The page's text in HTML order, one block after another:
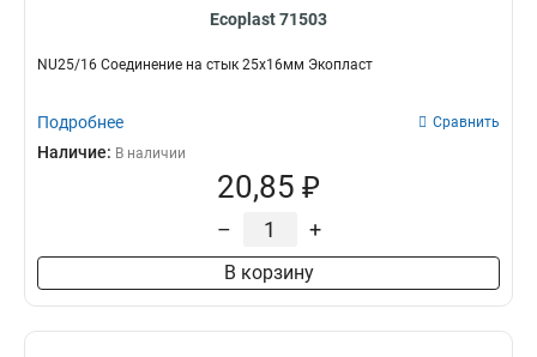
Ecoplast 71503
NU25/16 Соединение на стык 25х16мм Экопласт
Подробнее Сравнить
Наличие: В наличии
20,85 ₽
– +
В корзину